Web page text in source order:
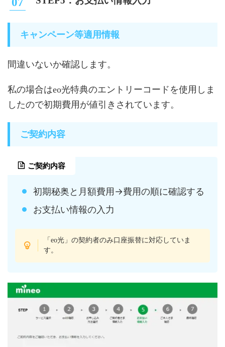
キャンペーン等適用情報
間違いないか確認します。
私の場合はeo光特典のエントリーコードを使用しま
したので初期費用が値引きされています。
ご契約内容
ご契約内容
初期秘奥と月額費用→費用の順に確認する
お支払い情報の入力
「eo光」の契約者のみ口座振替に対応していま
す。